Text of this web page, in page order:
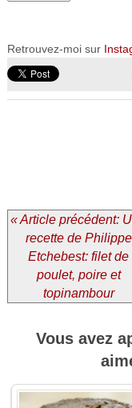
Retrouvez-moi sur
« Article précédent:
recette de Philippe
Etchebest: filet de
poulet, poire et
topinambour
Vous avez